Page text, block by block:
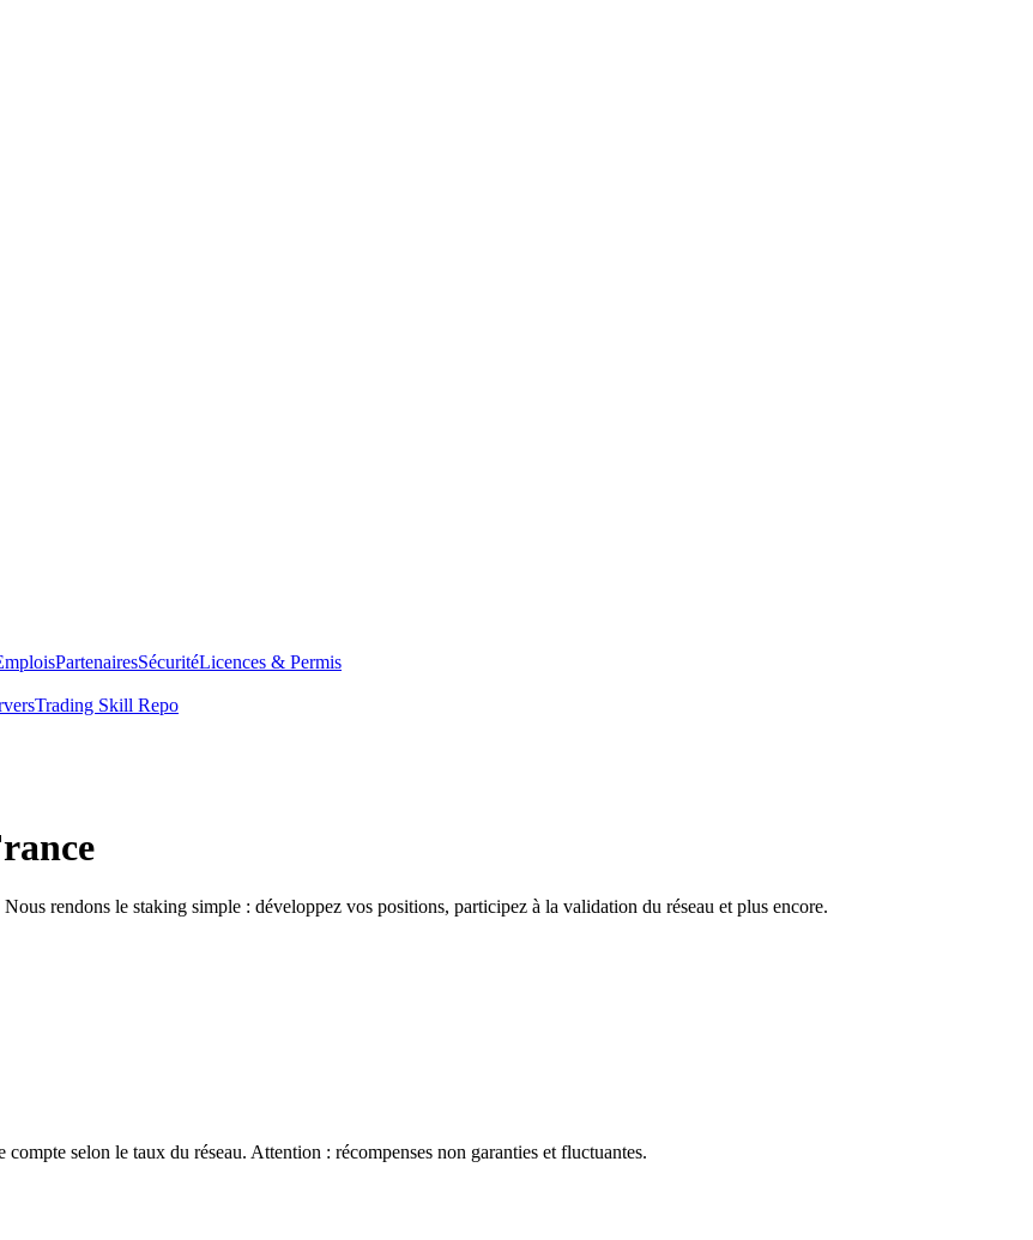
PartenairesSécuritéLicences & Permis
Trading Skill Repo
rendons le staking simple : développez vos positions, participez à la validation du réseau et plus encore.
selon le taux du réseau. Attention : récompenses non garanties et fluctuantes.